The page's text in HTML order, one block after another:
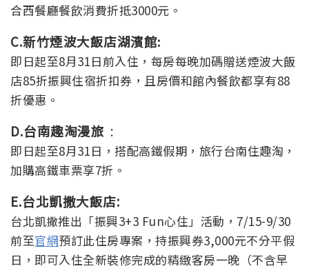
合西餐廳餐飲消費折抵3000元。
C.新竹煙波大飯店湖濱館:
即日起至8月31日前入住，每房每晚加碼贈送煙波大飯
店85折振興住宿折扣券，且房價和館內餐飲都享有88
折優惠。
D.台南趣淘漫旅 :
即日起至8月31日，搭配高鐵假期，旅行台南住趣淘，
加購高鐵車票享7折。
E.台北凱撒大飯店:
台北凱撒推出「振興3+3 Fun心住」活動，7/15-9/30
前至官網預訂此住房專案，持振興券3,000元不分平假
日，即可入住全新裝修完成的精緻客房一晚（不含早